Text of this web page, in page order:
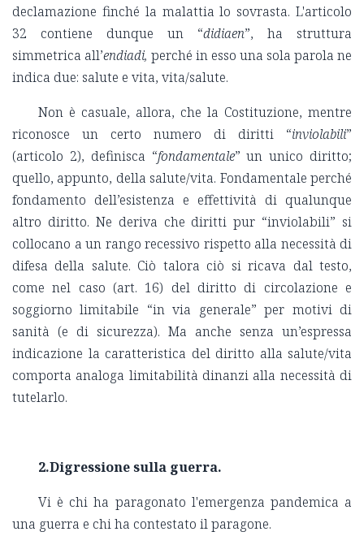
declamazione finché la malattia lo sovrasta. L'articolo
32 contiene dunque un “didiaen”, ha struttura
simmetrica all’endiadi, perché in esso una sola parola ne
indica due: salute e vita, vita/salute.
Non è casuale, allora, che la Costituzione, mentre
riconosce un certo numero di diritti “inviolabili”
(articolo 2), definisca “fondamentale” un unico diritto;
quello, appunto, della salute/vita. Fondamentale perché
fondamento dell’esistenza e effettività di qualunque
altro diritto. Ne deriva che diritti pur “inviolabili” si
collocano a un rango recessivo rispetto alla necessità di
difesa della salute. Ciò talora ciò si ricava dal testo,
come nel caso (art. 16) del diritto di circolazione e
soggiorno limitabile “in via generale” per motivi di
sanità (e di sicurezza). Ma anche senza un’espressa
indicazione la caratteristica del diritto alla salute/vita
comporta analoga limitabilità dinanzi alla necessità di
tutelarlo.
2.Digressione sulla guerra.
Vi è chi ha paragonato l'emergenza pandemica a
una guerra e chi ha contestato il paragone.